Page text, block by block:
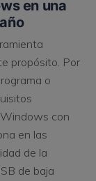
en una
propósito. Por
o
con
en las
de la
de baja